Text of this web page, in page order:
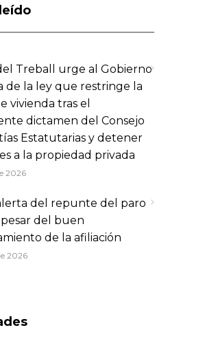
Treball urge al Gobierno
de la ley que restringe la
vivienda tras el
dictamen del Consejo
Estatutarias y detener
a la propiedad privada
2026
del repunte del paro
del buen
de la afiliación
2026